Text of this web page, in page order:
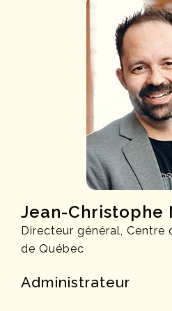
Jean-Christophe
Directeur général, Centre
de Québec
Administrateur